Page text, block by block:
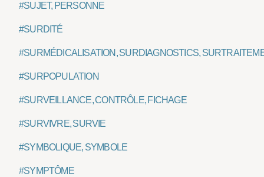
#SUJET, PERSONNE
#SURDITÉ
#SURMÉDICALISATION, SURDIAGNOSTICS,
#SURPOPULATION
#SURVEILLANCE, CONTRÔLE, FICHAGE
#SURVIVRE, SURVIE
#SYMBOLIQUE, SYMBOLE
#SYMPTÔME